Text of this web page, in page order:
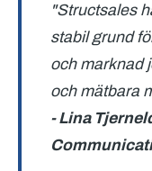
"Structsales
stabil grund
och marknad
och mätbara
- Lina